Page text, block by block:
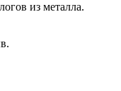
из металла.